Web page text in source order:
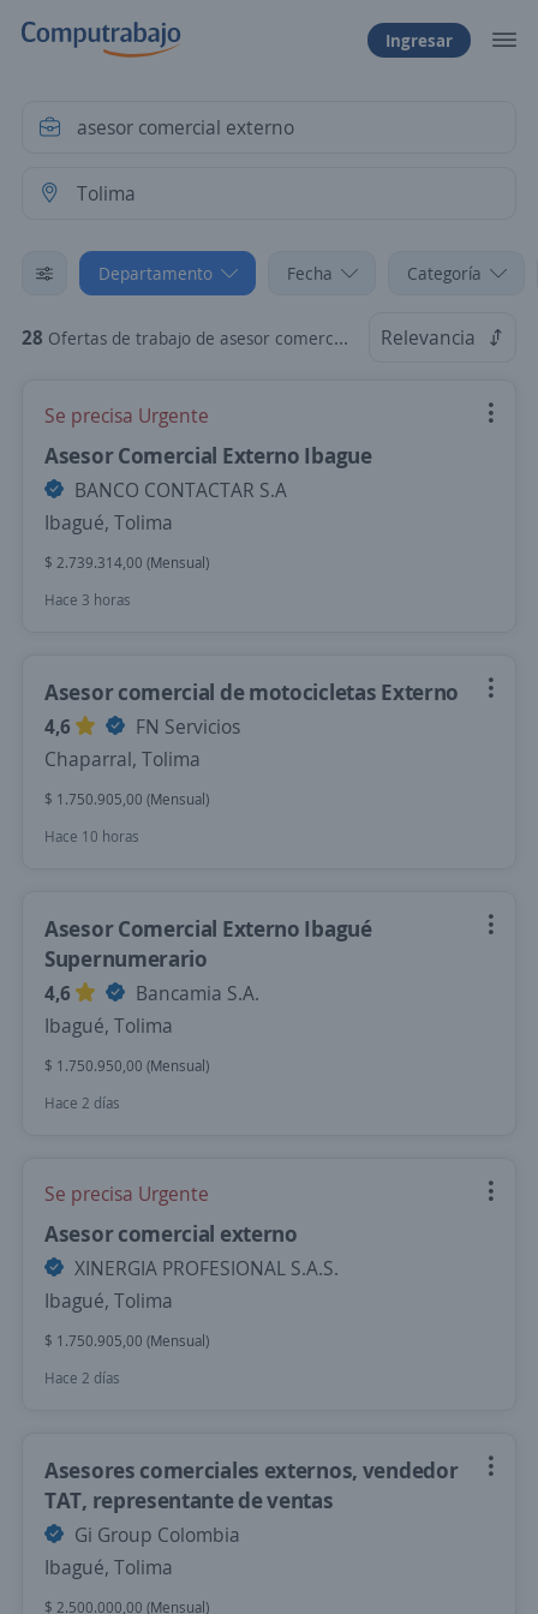
Ingresar
Departamento Fecha Categoría
28 Ofertas de trabajo de asesor comercial externo en Tolima Relevancia
Se precisa Urgente
Asesor Comercial Externo Ibague
BANCO CONTACTAR S.A
Ibagué, Tolima
$ 2.739.314,00 (Mensual)
Hace 3 horas
Asesor comercial de motocicletas Externo
4,6
FN Servicios
Chaparral, Tolima
$ 1.750.905,00 (Mensual)
Hace 10 horas
Asesor Comercial Externo Ibagué
Supernumerario
4,6
Bancamia S.A.
Ibagué, Tolima
$ 1.750.950,00 (Mensual)
Hace 2 días
Se precisa Urgente
Asesor comercial externo
XINERGIA PROFESIONAL S.A.S.
Ibagué, Tolima
$ 1.750.905,00 (Mensual)
Hace 2 días
Asesores comerciales externos, vendedor
TAT, representante de ventas
Gi Group Colombia
Ibagué, Tolima
$ 2.500.000,00 (Mensual)